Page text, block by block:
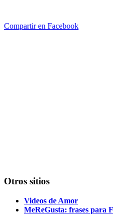
MeReGusta: frases para